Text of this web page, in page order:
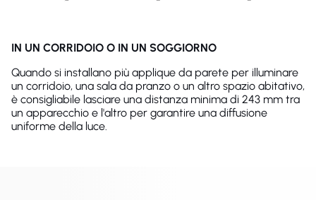
IN UN CORRIDOIO O IN UN SOGGIORNO
Quando si installano più applique da parete per illuminare
un corridoio, una sala da pranzo o un altro spazio abitativo,
è consigliabile lasciare una distanza minima di 243 mm tra
un apparecchio e l'altro per garantire una diffusione
uniforme della luce.